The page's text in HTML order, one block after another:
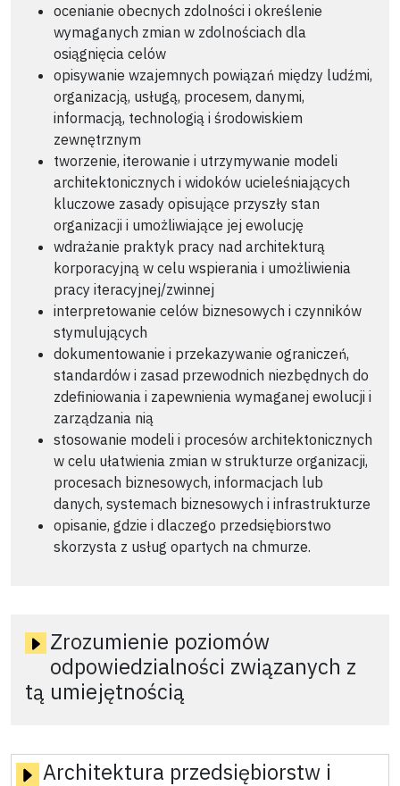
ocenianie obecnych zdolności i określenie
wymaganych zmian w zdolnościach dla
osiągnięcia celów
opisywanie wzajemnych powiązań między ludźmi,
organizacją, usługą, procesem, danymi,
informacją, technologią i środowiskiem
zewnętrznym
tworzenie, iterowanie i utrzymywanie modeli
architektonicznych i widoków ucieleśniających
kluczowe zasady opisujące przyszły stan
organizacji i umożliwiające jej ewolucję
wdrażanie praktyk pracy nad architekturą
korporacyjną w celu wspierania i umożliwienia
pracy iteracyjnej/zwinnej
interpretowanie celów biznesowych i czynników
stymulujących
dokumentowanie i przekazywanie ograniczeń,
standardów i zasad przewodnich niezbędnych do
zdefiniowania i zapewnienia wymaganej ewolucji i
zarządzania nią
stosowanie modeli i procesów architektonicznych
w celu ułatwienia zmian w strukturze organizacji,
procesach biznesowych, informacjach lub
danych, systemach biznesowych i infrastrukturze
opisanie, gdzie i dlaczego przedsiębiorstwo
skorzysta z usług opartych na chmurze.
Zrozumienie poziomów
odpowiedzialności związanych z
tą umiejętnością
Architektura przedsiębiorstw i